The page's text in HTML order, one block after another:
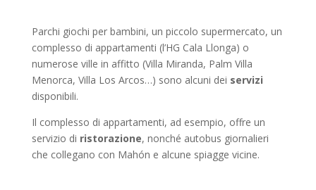
Parchi giochi per bambini, un piccolo supermercato, un
complesso di appartamenti (l’HG Cala Llonga) o
numerose ville in affitto (Villa Miranda, Palm Villa
Menorca, Villa Los Arcos…) sono alcuni dei servizi
disponibili.
Il complesso di appartamenti, ad esempio, offre un
servizio di ristorazione, nonché autobus giornalieri
che collegano con Mahón e alcune spiagge vicine.